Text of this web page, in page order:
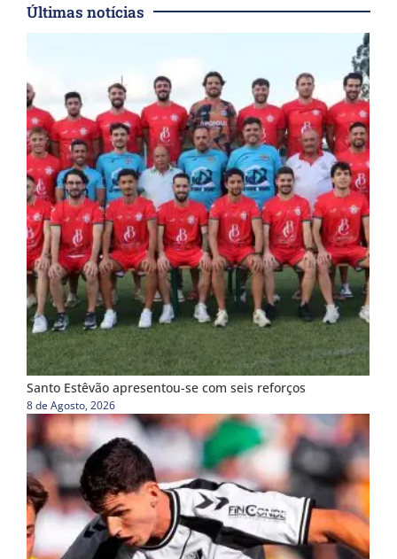
Últimas notícias
Santo Estêvão apresentou-se com seis reforços
8 de Agosto, 2026